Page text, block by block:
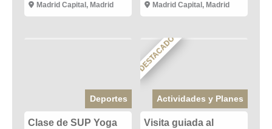
Madrid Capital , Madrid Madrid Capital , Madrid
Deportes
Clase de SUP Yoga
DESTACADO
Actividades y Planes
Visita guiada al